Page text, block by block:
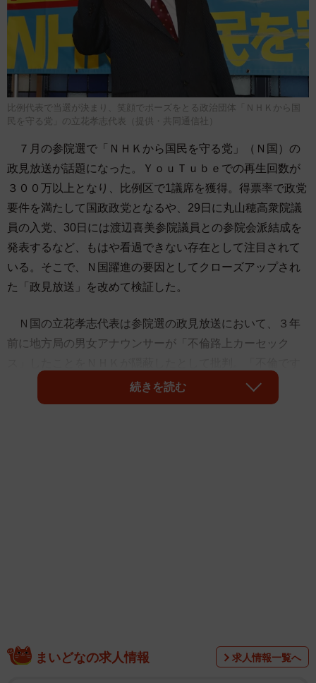
比例代表で当選が決まり、笑顔でポーズをとる政治団体「ＮＨＫから国
民を守る党」の立花孝志代表（提供・共同通信社）
７月の参院選で「ＮＨＫから国民を守る党」（Ｎ国）の
政見放送が話題になった。ＹｏｕＴｕｂｅでの再生回数が
３００万以上となり、比例区で1議席を獲得。得票率で政党
要件を満たして国政政党となるや、29日に丸山穂高衆院議
員の入党、30日には渡辺喜美参院議員との参院会派結成を
発表するなど、もはや看過できない存在として注目されて
いる。そこで、Ｎ国躍進の要因としてクローズアップされ
た「政見放送」を改めて検証した。
Ｎ国の立花孝志代表は参院選の政見放送において、３年
前に地方局の男女アナウンサーが「不倫路上カーセック
よ！路上ですよ！カーセックスですよ！」という下世話で
インパクトのあるフレーズを計９回も叫んだ。〝良識〟の
続きを読む
まいどなの求人情報 求人情報一覧へ